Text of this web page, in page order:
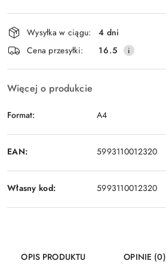
Dostępność
i
dostawa
Wysyłka w ciągu:
4 dni
Cena przesyłki:
16.5
Więcej o produkcie
Format: A4
EAN: 5993110012320
Własny kod: 5993110012320
OPIS PRODUKTU OPINIE (0)